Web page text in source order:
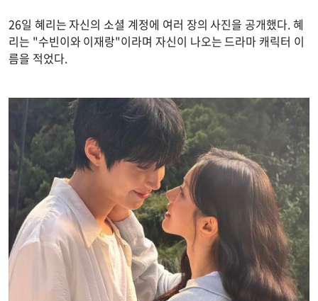
26일 혜리는 자신의 소셜 계정에 여러 장의 사진을 공개했다. 혜
리는 "수빈이와 이재랑"이라며 자신이 나오는 드라마 캐릭터 이
름을 적었다.